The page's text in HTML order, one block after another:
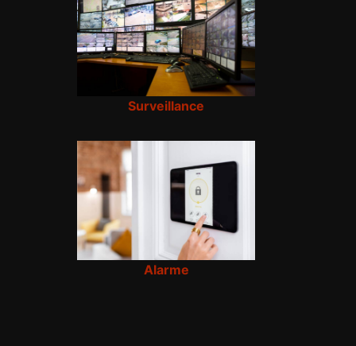
Surveillance
Alarme